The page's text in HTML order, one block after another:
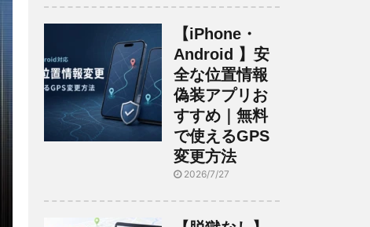
【iPhone・
Android 】安
全な位置情報
偽装アプリお
すすめ｜無料
で使えるGPS
変更方法
2026/7/27